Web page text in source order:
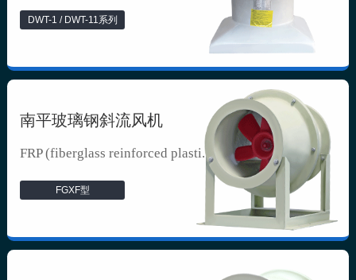
DWT-1 / DWT-11系列
南平玻璃钢斜流风机
FRP (fiberglass reinforced plasti...
FGXF型